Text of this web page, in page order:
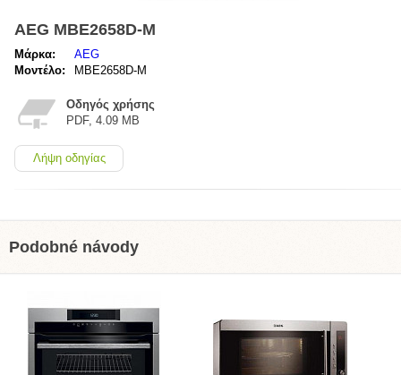
AEG MBE2658D-M
Μάρκα:
AEG
Μοντέλο:
MBE2658D-M
Οδηγός χρήσης
PDF, 4.09 MB
Λήψη οδηγίας
Podobné návody